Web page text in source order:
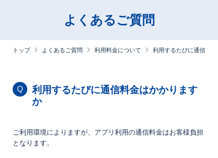
よくあるご質問
トップ よくあるご質問 利用料金について 利用するたびに通信料
Q
利用するたびに通信料金はかかります
か
ご利用環境によりますが、アプリ利用の通信料金はお客様負担
となります。